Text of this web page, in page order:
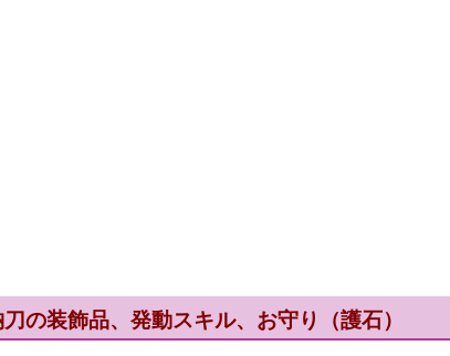
の装飾品、発動スキル、お守り（護石）